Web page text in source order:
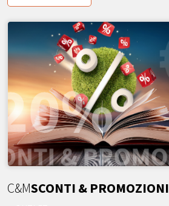
C&MSCONTI & PROMOZIONI